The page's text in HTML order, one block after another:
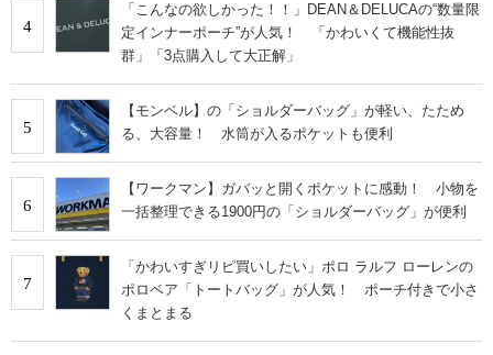
4
「こんなの欲しかった！！」DEAN＆DELUCAの“数量限
定インナーポーチ”が人気！ 「かわいくて機能性抜
群」「3点購入して大正解」
5
【モンベル】の「ショルダーバッグ」が軽い、たため
る、大容量！ 水筒が入るポケットも便利
6
【ワークマン】ガバッと開くポケットに感動！ 小物を
一括整理できる1900円の「ショルダーバッグ」が便利
7
「かわいすぎリピ買いしたい」ポロ ラルフ ローレンの
ポロベア「トートバッグ」が人気！ ポーチ付きで小さ
くまとまる